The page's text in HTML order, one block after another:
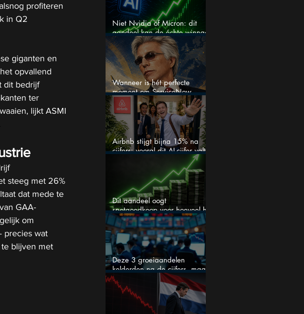
profiteren
in Q2
giganten en
opvallend
dit bedrijf
ter
lijkt ASMI
steeg met 26%
dat mede te
GAA-
om
precies wat
blijven met
Niet Nvidia of Micron: dit
aandeel kan de échte winnaar
van de AI-race worden
Wanneer is hét perfecte
moment om ServiceNow
aandelen te kopen?
Airbnb stijgt bijna 15% na
cijfers: vooral dit AI-cijfer valt
Dit aandeel oogt
spotgoedkoop voor hoeveel het
kan stijgen
Deze 3 groeiaandelen
kelderden na de cijfers, maar
één is mijn duidelijke favoriet